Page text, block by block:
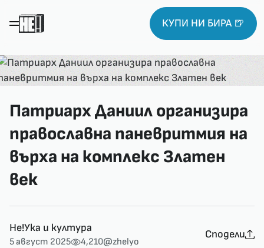
КУПИ НИ БИРА 🍺
Патриарх Даниил организира
православна паневритмия на
върха на комплекс Златен
век
Не!Ука и култура
5 август 2025 4,210@zhelyo
Сподели